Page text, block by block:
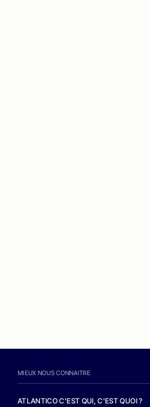
MIEUX NOUS CONNAITRE
ATLANTICO C'EST QUI, C'EST QUOI ?